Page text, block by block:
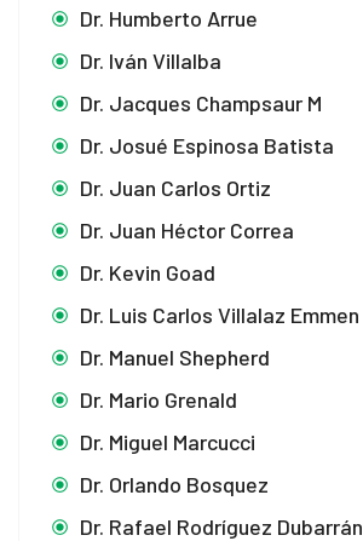
Dr. Humberto Arrue
Dr. Iván Villalba
Dr. Jacques Champsaur M
Dr. Josué Espinosa Batista
Dr. Juan Carlos Ortiz
Dr. Juan Héctor Correa
Dr. Kevin Goad
Dr. Luis Carlos Villalaz Emmen
Dr. Manuel Shepherd
Dr. Mario Grenald
Dr. Miguel Marcucci
Dr. Orlando Bosquez
Dr. Rafael Rodríguez Dubarrán